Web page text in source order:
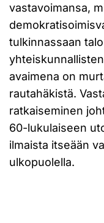
vastavoimansa,
tulkinnassaan
avaimena on
rautahäkistä.
ratkaiseminen
60-lukulaiseen
ilmaista itseään
ulkopuolella.